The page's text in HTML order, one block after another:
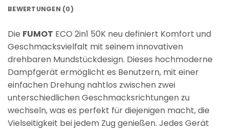
BEWERTUNGEN (0)
Die FUMOT ECO 2in1 50K neu definiert Komfort und
Geschmacksvielfalt mit seinem innovativen
drehbaren Mundstückdesign. Dieses hochmoderne
Dampfgerät ermöglicht es Benutzern, mit einer
einfachen Drehung nahtlos zwischen zwei
unterschiedlichen Geschmacksrichtungen zu
wechseln, was es perfekt für diejenigen macht, die
Vielseitigkeit bei jedem Zug genießen. Jedes Gerät